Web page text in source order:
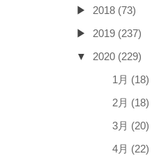
2018 (73)
2019 (237)
2020 (229)
1月 (18)
2月 (18)
3月 (20)
4月 (22)